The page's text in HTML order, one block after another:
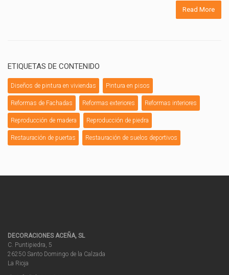
Read More
ETIQUETAS DE CONTENIDO
Diseños de pintura en viviendas Pintura en pisos
Reformas de Fachadas Reformas exteriores Reformas interiores
Reproducción de madera Reproducción de piedra
Restauración de puertas Restauración de suelos deportivos
DECORACIONES ACEÑA, SL
C. Puntipiedra, 5
26250 Santo Domingo de la Calzada
La Rioja